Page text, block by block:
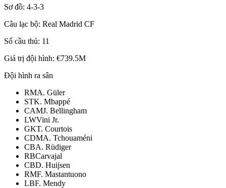
Sơ đồ: 4-3-3
Câu lạc bộ: Real Madrid CF
Số cầu thủ: 11
Giá trị đội hình: €739.5M
Đội hình ra sân
RMA. Güler
STK. Mbappé
CAMJ. Bellingham
LWVini Jr.
GKT. Courtois
CDMA. Tchouaméni
CBA. Rüdiger
RBCarvajal
CBD. Huijsen
RMF. Mastantuono
LBF. Mendy